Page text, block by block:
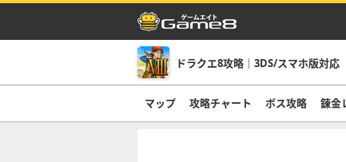
ドラクエ8攻略｜3DS/スマホ版対応
マップ 攻略チャート ボス攻略 錬金